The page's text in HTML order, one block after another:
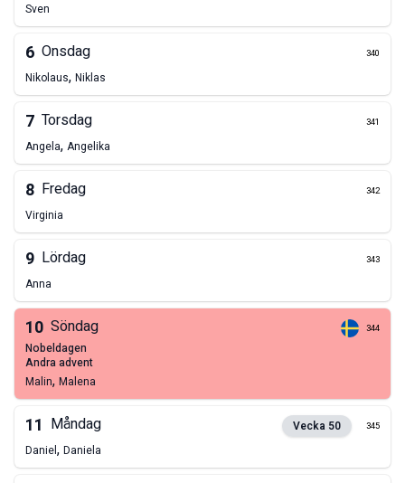
Sven
6 Onsdag 340
Nikolaus, Niklas
7 Torsdag 341
Angela, Angelika
8 Fredag 342
Virginia
9 Lördag 343
Anna
10 Söndag 344
nobeldagen
andra advent
Malin, Malena
11 Måndag Vecka 50 345
Daniel, Daniela